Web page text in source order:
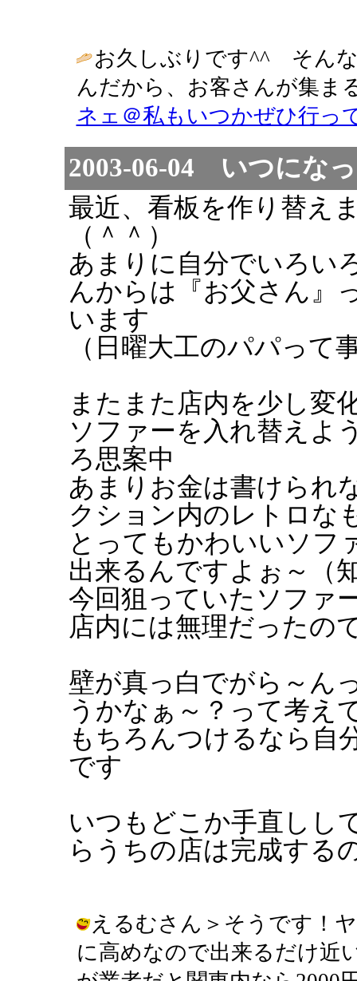
お久しぶりです^^ そん
んだから、お客さんが集ま
ネェ＠私もいつかぜひ行っ
2003-06-04 いつにな
最近、看板を作り替え
（＾＾）
あまりに自分でいろい
んからは『お父さん』
います
（日曜大工のパパって
またまた店内を少し変
ソファーを入れ替えよ
ろ思案中
あまりお金は書けられ
クション内のレトロな
とってもかわいいソフ
出来るんですよぉ～（
今回狙っていたソファ
店内には無理だったの
壁が真っ白でがら～ん
うかなぁ～？って考え
もちろんつけるなら自
です
いつもどこか手直しし
らうちの店は完成する
えるむさん＞そうです！
に高めなので出来るだけ近